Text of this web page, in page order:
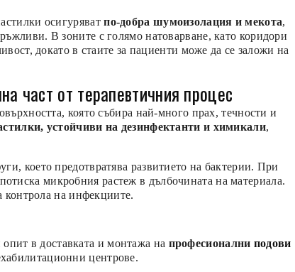
осигуряватпо-добра шумоизолация и мекота,
В зоните с голямо натоварване, като коридори
докато в стаите за пациенти може да се заложи на
част от терапевтичния процес
която събира най-много прах, течности и
устойчиви на дезинфектанти и химикали,
което предотвратява развитието на бактерии. При
микробния растеж в дълбочината на материала.
контрола на инфекциите.
в доставката и монтажа на професионални подови
центрове.